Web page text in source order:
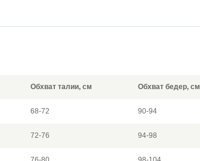
Обхват талии, см Обхват бедер, см
68-72 90-94
72-76 94-98